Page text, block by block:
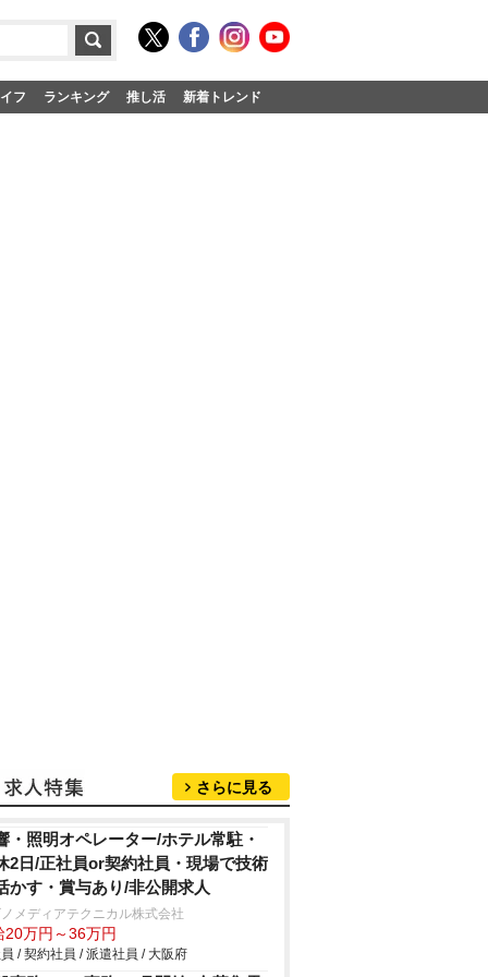
フ ランキング 推し活 新着トレンド
さらに見る
・照明オペレーター/ホテル常駐・
2日/正社員or契約社員・現場で技術
かす・賞与あり/非公開求人
メディアテクニカル株式会社
20万円～36万円
/ 契約社員 / 派遣社員 / 大阪府